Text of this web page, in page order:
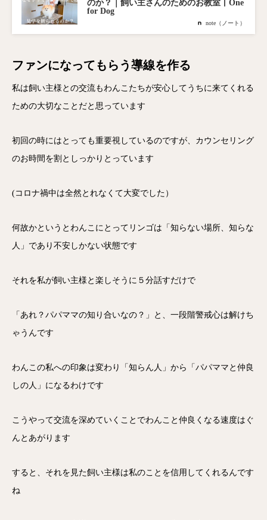
のか？｜飼い主さんのためのお教室丨One
for Dog
note（ノート）
ファンになってもらう導線を作る
私は飼い主様との交流もわんこたちが安心してうちに来てくれる
ための大切なことだと思っています
初回の時にはとっても重要視しているのですが、カウンセリング
のお時間を割としっかりとっています
(コロナ禍中は全然とれなくて大変でした）
何故かというとわんこにとってリンゴは「知らない場所、知らな
人」であり不安しかない状態です
それを私が飼い主様と楽しそうに５分話すだけで
「あれ？パパママの知り合いなの？」と、一段階警戒心は解けち
ゃうんです
わんこの私への印象は変わり「知らん人」から「パパママと仲良
しの人」になるわけです
こうやって交流を深めていくことでわんこと仲良くなる速度はぐ
んとあがります
すると、それを見た飼い主様は私のことを信用してくれるんです
ね